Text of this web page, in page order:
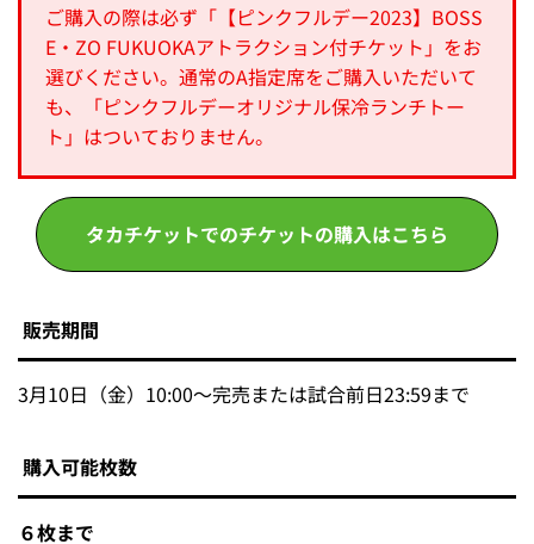
ご購入の際は必ず「【ピンクフルデー2023】BOSS
E・ZO FUKUOKAアトラクション付チケット」をお
選びください。通常のA指定席をご購入いただいて
も、「ピンクフルデーオリジナル保冷ランチトー
ト」はついておりません。
タカチケットでのチケットの購入はこちら
販売期間
3月10日（金）10:00～完売または試合前日23:59まで
購入可能枚数
６枚まで